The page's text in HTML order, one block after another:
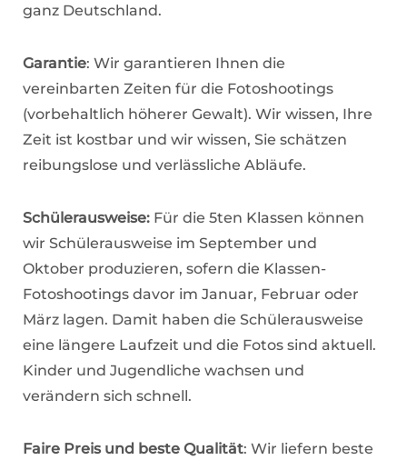
ganz Deutschland.
Garantie: Wir garantieren Ihnen die
vereinbarten Zeiten für die Fotoshootings
(vorbehaltlich höherer Gewalt). Wir wissen, Ihre
Zeit ist kostbar und wir wissen, Sie schätzen
reibungslose und verlässliche Abläufe.
Schülerausweise: Für die 5ten Klassen können
wir Schülerausweise im September und
Oktober produzieren, sofern die Klassen-
Fotoshootings davor im Januar, Februar oder
März lagen. Damit haben die Schülerausweise
eine längere Laufzeit und die Fotos sind aktuell.
Kinder und Jugendliche wachsen und
verändern sich schnell.
Faire Preis und beste Qualität: Wir liefern beste